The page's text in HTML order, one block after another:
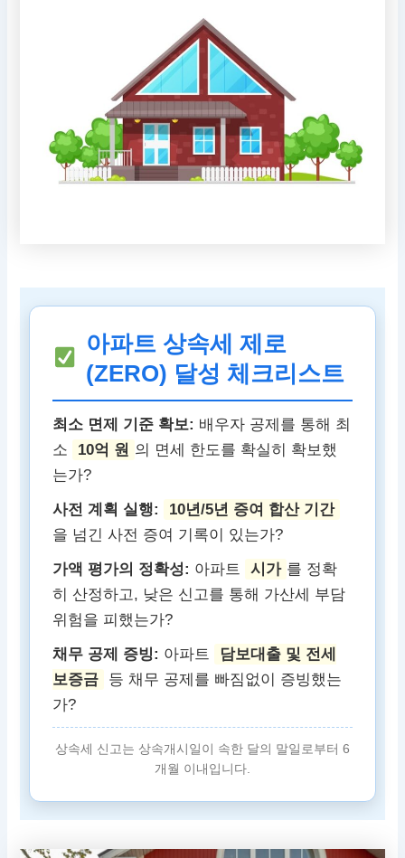
아파트 상속세 제로
(ZERO) 달성 체크리스트
최소 면제 기준 확보: 배우자 공제를 통해 최
소
10억 원 의 면세 한도를 확실히 확보했
는가?
사전 계획 실행:
10년/5년 증여 합산 기간
을 넘긴 사전 증여 기록이 있는가?
가액 평가의 정확성: 아파트 시가 를 정확
히 산정하고, 낮은 신고를 통해 가산세 부담
위험을 피했는가?
채무 공제 증빙: 아파트
담보대출 및 전세
보증금
등 채무 공제를 빠짐없이 증빙했는
가?
상속세 신고는 상속개시일이 속한 달의 말일로부터 6
개월 이내입니다.